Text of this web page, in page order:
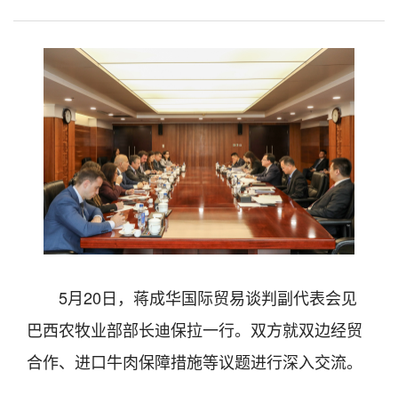
5月20日，蒋成华国际贸易谈判副代表会见
巴西农牧业部部长迪保拉一行。双方就双边经贸
合作、进口牛肉保障措施等议题进行深入交流。